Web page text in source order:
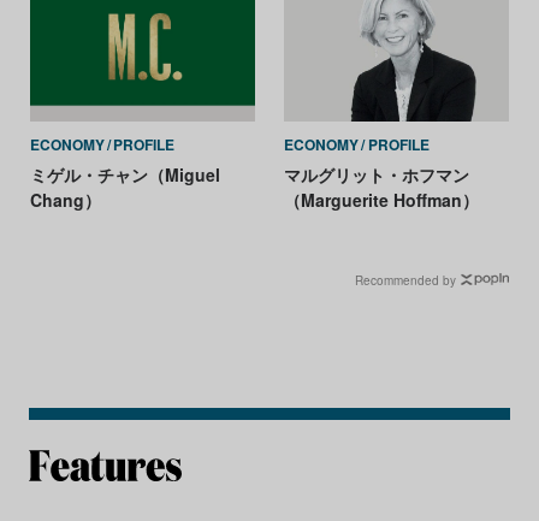
ECONOMY PROFILE
ミゲル・チャン（Miguel
Chang）
ECONOMY PROFILE
マルグリット・ホフマン
（Marguerite Hoffman）
Recommended by